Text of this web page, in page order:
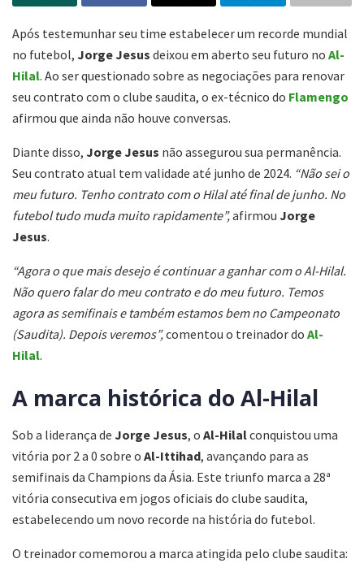
Após testemunhar seu time estabelecer um recorde mundial
no futebol, Jorge Jesus deixou em aberto seu futuro no Al-
Hilal. Ao ser questionado sobre as negociações para renovar
seu contrato com o clube saudita, o ex-técnico do Flamengo
afirmou que ainda não houve conversas.
Diante disso, Jorge Jesus não assegurou sua permanência.
Seu contrato atual tem validade até junho de 2024. “Não sei o
meu futuro. Tenho contrato com o Hilal até final de junho. No
futebol tudo muda muito rapidamente”,afirmou Jorge
Jesus.
“Agora o que mais desejo é continuar a ganhar com o Al-Hilal.
Não quero falar do meu contrato e do meu futuro. Temos
agora as semifinais e também estamos bem no Campeonato
(Saudita). Depois veremos”,comentou o treinador do Al-
Hilal.
A marca histórica do Al-Hilal
Sob a liderança de JorgeJesus, o Al-Hilalconquistou uma
vitória por 2 a 0 sobre o Al-Ittihad, avançando para as
semifinais da Champions da Ásia. Este triunfo marca a 28ª
vitória consecutiva em jogos oficiais do clube saudita,
estabelecendo um novo recorde na história do futebol.
O treinador comemorou a marca atingida pelo clube saudita: